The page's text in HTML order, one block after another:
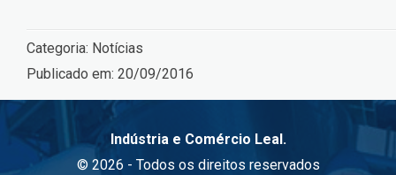
Categoria: Notícias
Publicado em: 20/09/2016
Indústria e Comércio Leal.
© 2026 - Todos os direitos reservados